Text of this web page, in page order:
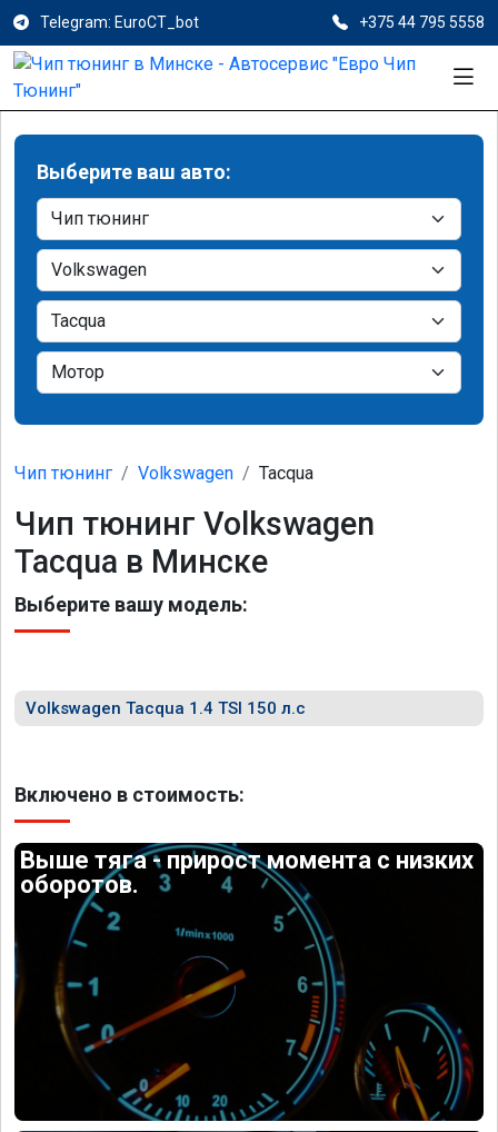
Telegram: EuroCT_bot +375 44 795 5558
Выберите ваш авто:
Чип тюнинг Volkswagen Tacqua
Чип тюнинг Volkswagen
Tacqua в Минске
Выберите вашу модель:
Volkswagen Tacqua 1.4 TSI 150 л.с
Включено в стоимость:
Выше тяга - прирост момента с низких
оборотов.